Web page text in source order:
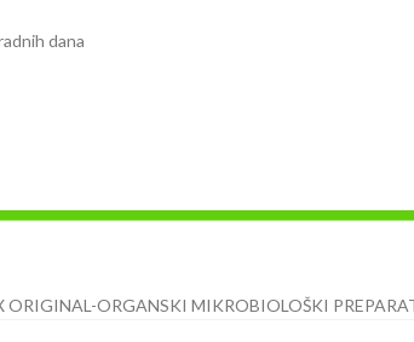
dana
ORIGINAL-ORGANSKI MIKROBIOLOŠKI